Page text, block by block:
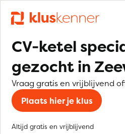
CV-ketel
gezocht in
Vraag gratis en vrijblijvend
Plaats hier je klus
Altijd gratis en vrijblijvend